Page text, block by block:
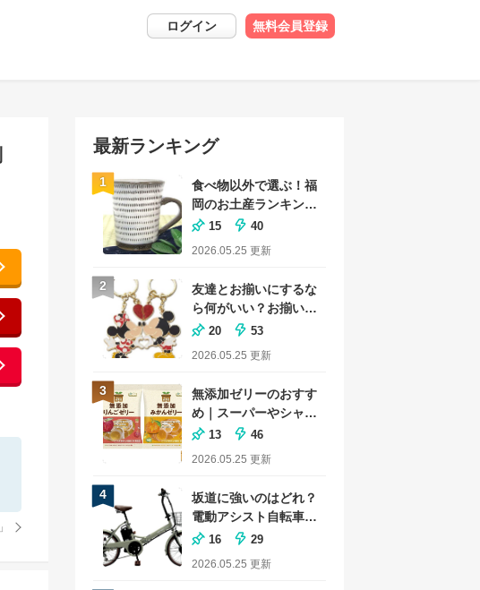
ログイン 無料会員登録
」
最新ランキング
1
食べ物以外で選ぶ！福
岡のお土産ランキング
｜おしゃれな雑貨も
15 40
2026.05.25 更新
2
友達とお揃いにするな
ら何がいい？お揃いグ
ッズのおすすめランキ
20 53
2026.05.25 更新
3
無添加ゼリーのおすす
め｜スーパーやシャト
レーゼの商品も
13 46
2026.05.25 更新
4
坂道に強いのはどれ？
電動アシスト自転車の
おすすめランキング
16 29
2026.05.25 更新